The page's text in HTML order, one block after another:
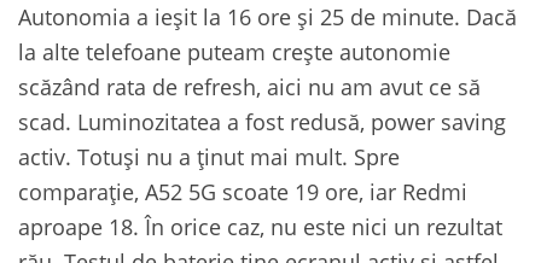
Autonomia a ieșit la 16 ore și 25 de minute. Dacă
la alte telefoane puteam crește autonomie
scăzând rata de refresh, aici nu am avut ce să
scad. Luminozitatea a fost redusă, power saving
activ. Totuși nu a ținut mai mult. Spre
comparație, A52 5G scoate 19 ore, iar Redmi
aproape 18. În orice caz, nu este nici un rezultat